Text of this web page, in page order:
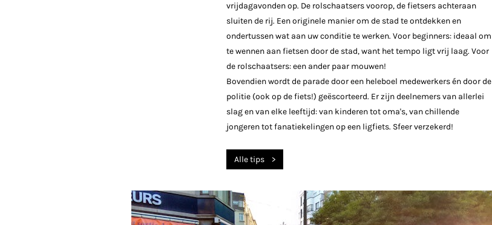
vrijdagavonden op. De rolschaatsers voorop, de fietsers achteraan
sluiten de rij. Een originele manier om de stad te ontdekken en
ondertussen wat aan uw conditie te werken. Voor beginners: ideaal om
te wennen aan fietsen door de stad, want het tempo ligt vrij laag. Voor
de rolschaatsers: een ander paar mouwen!
Bovendien wordt de parade door een heleboel medewerkers én door de
politie (ook op de fiets!) geëscorteerd. Er zijn deelnemers van allerlei
slag en van elke leeftijd: van kinderen tot oma's, van chillende
jongeren tot fanatiekelingen op een ligfiets. Sfeer verzekerd!
Alle tips